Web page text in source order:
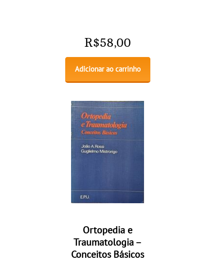
R$58,00
Adicionar ao carrinho
Ortopedia e
Traumatologia –
Conceitos Básicos